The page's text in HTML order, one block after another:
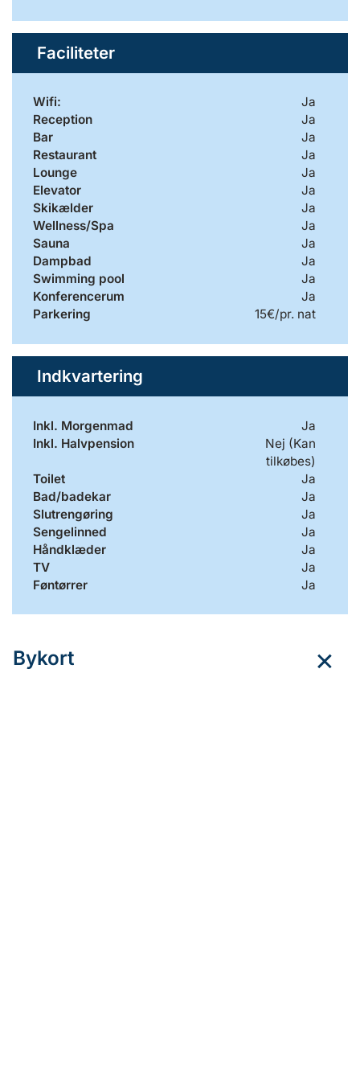
Faciliteter
Wifi:
Ja
Reception
Ja
Bar
Ja
Restaurant
Ja
Lounge
Ja
Elevator
Ja
Skikælder
Ja
Wellness/Spa
Ja
Sauna
Ja
Dampbad
Ja
Swimming pool
Ja
Konferencerum
Ja
Parkering
15€/pr. nat
Indkvartering
Inkl. Morgenmad
Ja
Inkl. Halvpension
Nej (Kan
tilkøbes)
Toilet
Ja
Bad/badekar
Ja
Slutrengøring
Ja
Sengelinned
Ja
Håndklæder
Ja
TV
Ja
Føntørrer
Ja
Bykort